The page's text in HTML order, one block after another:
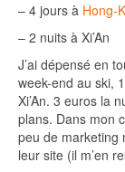
– 4 jours à Hong-
– 2 nuits à Xi’An
J’ai dépensé en
week-end au ski,
Xi’An. 3 euros la
plans. Dans mon
peu de marketing
leur site (il m’en